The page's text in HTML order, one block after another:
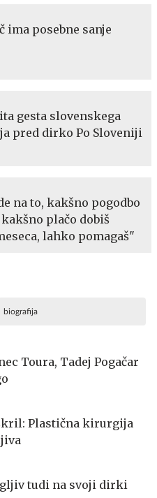
ima posebne sanje
gesta slovenskega
pred dirko Po Sloveniji
na to, kakšno pogodbo
plačo dobiš
lahko pomagaš"
biografija
Toura, Tadej Pogačar
Plastična kirurgija
tudi na svoji dirki